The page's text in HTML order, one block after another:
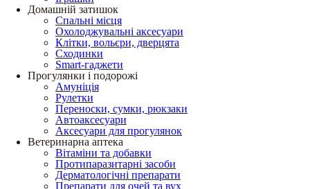
Домашній затишок
Спальні місця
Охолоджувальні аксесуари
Клітки, вольєри, дверцята
Сходинки
Smart-гаджети
Прогулянки і подорожі
Амуніція
Рулетки
Переноски, сумки, рюкзаки
Автоаксесуари
Аксесуари для прогулянок
Ветеринарна аптека
Вітаміни та добавки
Протипаразитарні засоби
Дерматологічні препарати
Препарати для очей та вух